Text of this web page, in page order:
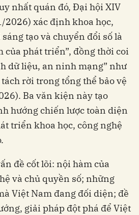
nhất quán đó, Đại hội XIV
2026) xác định khoa học,
tạo và chuyển đổi số là
của phát triển”, đồng thời coi
dữ liệu, an ninh mạng” như
rời trong tổng thể bảo vệ
Ba văn kiện này tạo
hướng chiến lược toàn diện
triển khoa học, công nghệ
đề cốt lõi: nội hàm của
và chủ quyền số; những
Việt Nam đang đối diện; đề
giải pháp đột phá để Việt